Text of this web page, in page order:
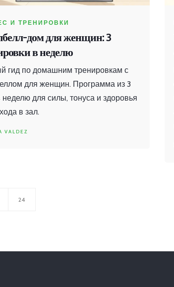
И ТРЕНИРОВКИ
дом для женщин: 3
в неделю
гид по домашним тренировкам с
для женщин. Программа из 3
неделю для силы, тонуса и здоровья
в зал.
VALDEZ
24